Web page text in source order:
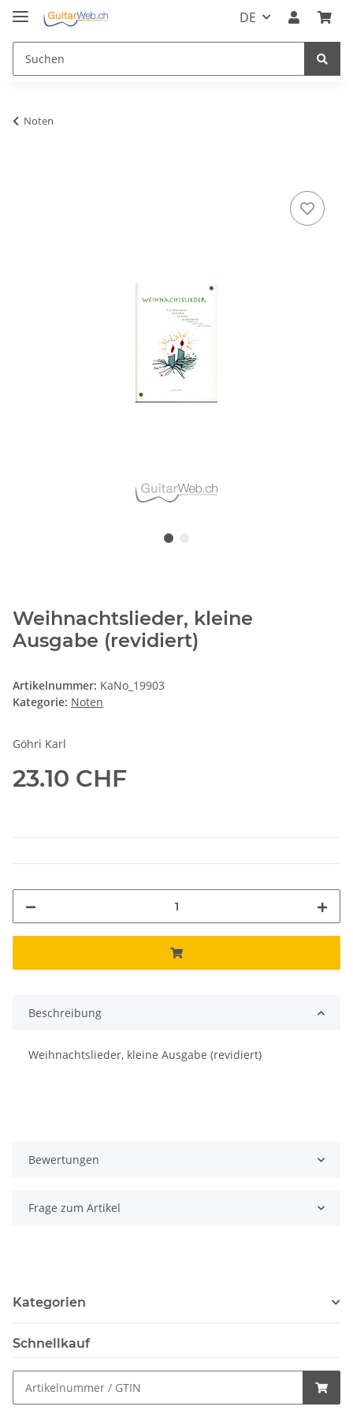
DE
Noten
Weihnachtslieder, kleine
Ausgabe (revidiert)
Artikelnummer: KaNo_19903
Kategorie: Noten
Göhri Karl
23.10 CHF
Beschreibung
Weihnachtslieder, kleine Ausgabe (revidiert)
Bewertungen
Frage zum Artikel
Kategorien
Schnellkauf